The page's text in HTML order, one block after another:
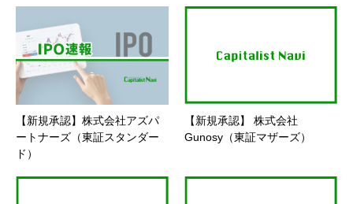
【新規承認】株式会社アズパ
ートナーズ（東証スタンダー
ド）
【新規承認】 株式会社
Gunosy（東証マザーズ）